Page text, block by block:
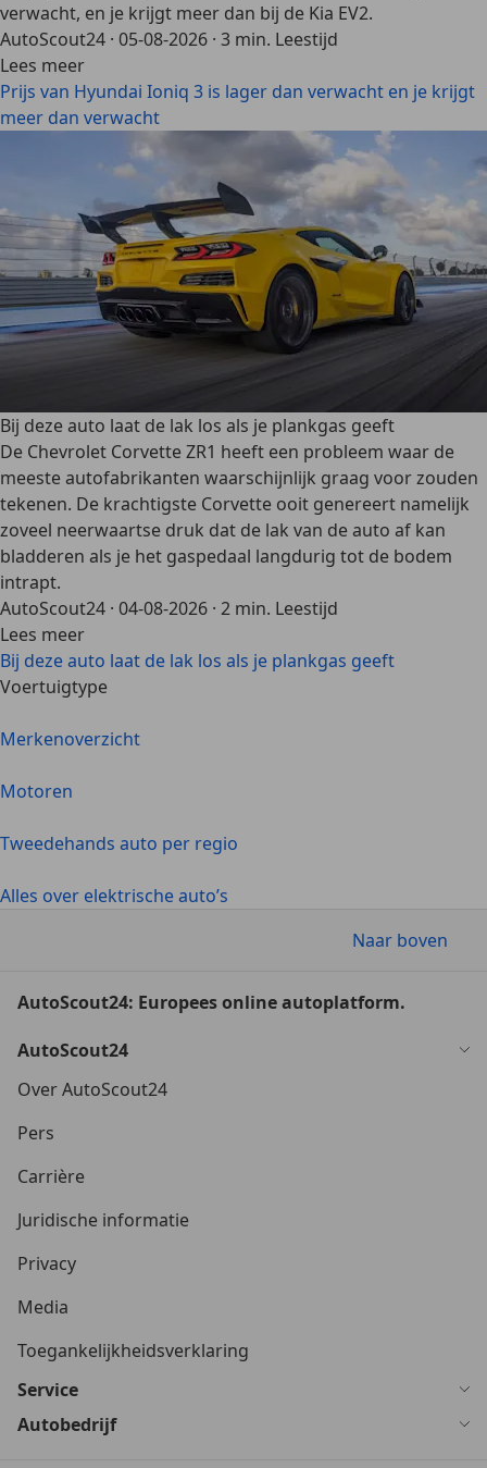
verwacht, en je krijgt meer dan bij de Kia EV2.
AutoScout24 · 05-08-2026 · 3 min. Leestijd
Lees meer
Prijs van Hyundai Ioniq 3 is lager dan verwacht en je krijgt
meer dan verwacht
Bij deze auto laat de lak los als je plankgas geeft
De Chevrolet Corvette ZR1 heeft een probleem waar de
meeste autofabrikanten waarschijnlijk graag voor zouden
tekenen. De krachtigste Corvette ooit genereert namelijk
zoveel neerwaartse druk dat de lak van de auto af kan
bladderen als je het gaspedaal langdurig tot de bodem
intrapt.
AutoScout24 · 04-08-2026 · 2 min. Leestijd
Lees meer
Bij deze auto laat de lak los als je plankgas geeft
Voertuigtype
Merkenoverzicht
Motoren
Tweedehands auto per regio
Alles over elektrische auto’s
Naar boven
AutoScout24: Europees online autoplatform.
AutoScout24
Over AutoScout24
Pers
Carrière
Juridische informatie
Privacy
Media
Toegankelijkheidsverklaring
Service
Autobedrijf